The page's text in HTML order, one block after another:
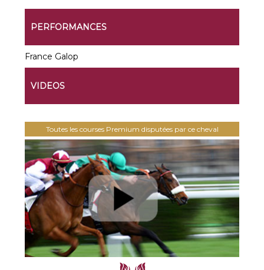
PERFORMANCES
France Galop
VIDEOS
Toutes les courses Premium disputées par ce cheval